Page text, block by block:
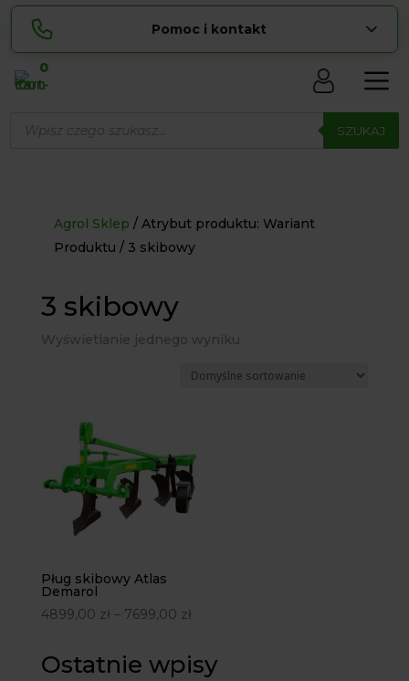
Pomoc i kontakt
Sylwia
pokaż numer
zamowienia@ ...
biuro@ ...
Biuro obsługi klienta czynne Pn-Sb: 8:00 – 20:00
0
produktów SZUKAJ
Agrol Sklep
Atrybut produktu: Wariant
Produktu
3 skibowy
3 skibowy
Wyświetlanie jednego wyniku
Pług skibowy Atlas
Demarol
4899,00 zł – 7699,00 zł
Ostatnie wpisy